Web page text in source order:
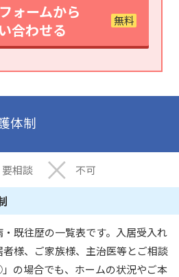
ォームから
合わせる
体制
要相談 不可
既往歴の一覧表です。入居受入れ
様、ご家族様、主治医等とご相談
の場合でも、ホームの状況やご本